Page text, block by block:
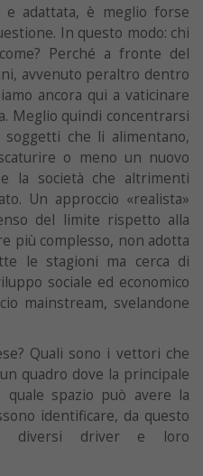
e adattata, è meglio forse
In questo modo: chi
Perché a fronte del
avvenuto peraltro dentro
ancora qui a vaticinare
Meglio quindi concentrarsi
che li alimentano,
o meno un nuovo
e la società che altrimenti
Un approccio «realista»
del limite rispetto alla
più complesso, non adotta
le stagioni ma cerca di
sociale ed economico
mainstream, svelandone
Quali sono i vettori che
quadro dove la principale
quale spazio può avere la
identificare, da questo
diversi driver e loro